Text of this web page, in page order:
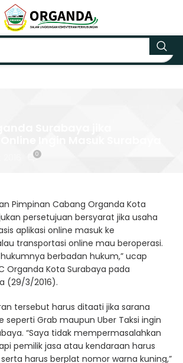
0
Pimpinan Cabang Organda Kota
persetujuan bersyarat jika usaha
aplikasi online masuk ke
transportasi online mau beroperasi.
berbadan hukum,” ucap
Organda Kota Surabaya pada
(29/3/2016).
tersebut harus ditaati jika sarana
seperti Grab maupun Uber Taksi ingin
“Saya tidak mempermasalahkan
pemilik jasa atau kendaraan harus
harus berplat nomor warna kuning,”